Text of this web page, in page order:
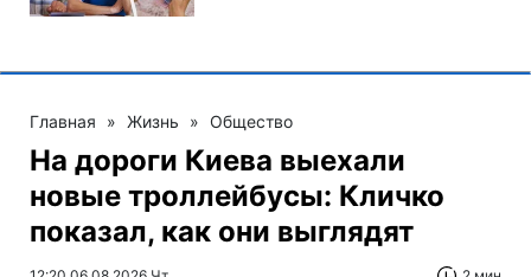
Главная » Жизнь » Общество
На дороги Киева выехали
новые троллейбусы: Кличко
показал, как они выглядят